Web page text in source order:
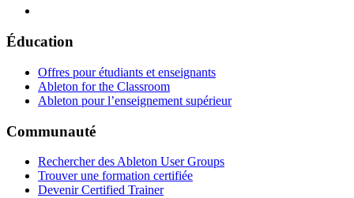
Éducation
Offres pour étudiants et enseignants
Ableton for the Classroom
Ableton pour l’enseignement supérieur
Communauté
Rechercher des Ableton User Groups
Trouver une formation certifiée
Devenir Certified Trainer